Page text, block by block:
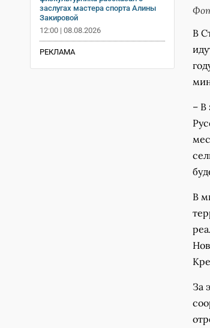
заслугах мастера спорта Алины
Закировой
12:00 | 08.08.2026
РЕКЛАМА
В
– В
В
За